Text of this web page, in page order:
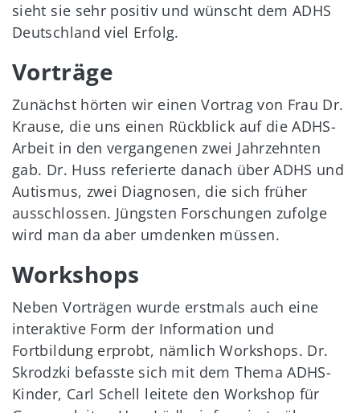
sieht sie sehr positiv und wünscht dem ADHS
Deutschland viel Erfolg.
Vorträge
Zunächst hörten wir einen Vortrag von Frau Dr.
Krause, die uns einen Rückblick auf die ADHS-
Arbeit in den vergangenen zwei Jahrzehnten
gab. Dr. Huss referierte danach über ADHS und
Autismus, zwei Diagnosen, die sich früher
ausschlossen. Jüngsten Forschungen zufolge
wird man da aber umdenken müssen.
Workshops
Neben Vorträgen wurde erstmals auch eine
interaktive Form der Information und
Fortbildung erprobt, nämlich Workshops. Dr.
Skrodzki befasste sich mit dem Thema ADHS-
Kinder, Carl Schell leitete den Workshop für